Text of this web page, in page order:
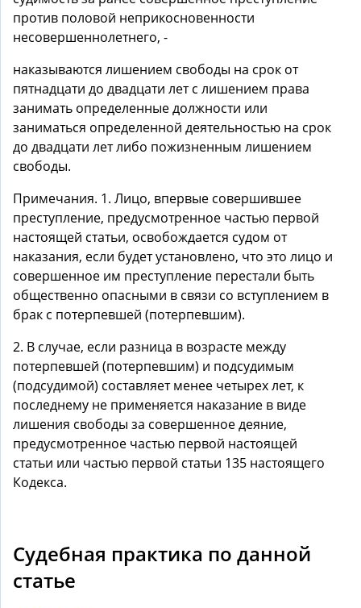
против половой неприкосновенности
несовершеннолетнего, -
наказываются лишением свободы на срок от
пятнадцати до двадцати лет с лишением права
занимать определенные должности или
заниматься определенной деятельностью на срок
до двадцати лет либо пожизненным лишением
свободы.
Примечания. 1. Лицо, впервые совершившее
преступление, предусмотренное частью первой
настоящей статьи, освобождается судом от
наказания, если будет установлено, что это лицо и
совершенное им преступление перестали быть
общественно опасными в связи со вступлением в
брак с потерпевшей (потерпевшим).
2. В случае, если разница в возрасте между
потерпевшей (потерпевшим) и подсудимым
(подсудимой) составляет менее четырех лет, к
последнему не применяется наказание в виде
лишения свободы за совершенное деяние,
предусмотренное частью первой настоящей
статьи или частью первой статьи 135 настоящего
Кодекса.
Судебная практика по данной
статье